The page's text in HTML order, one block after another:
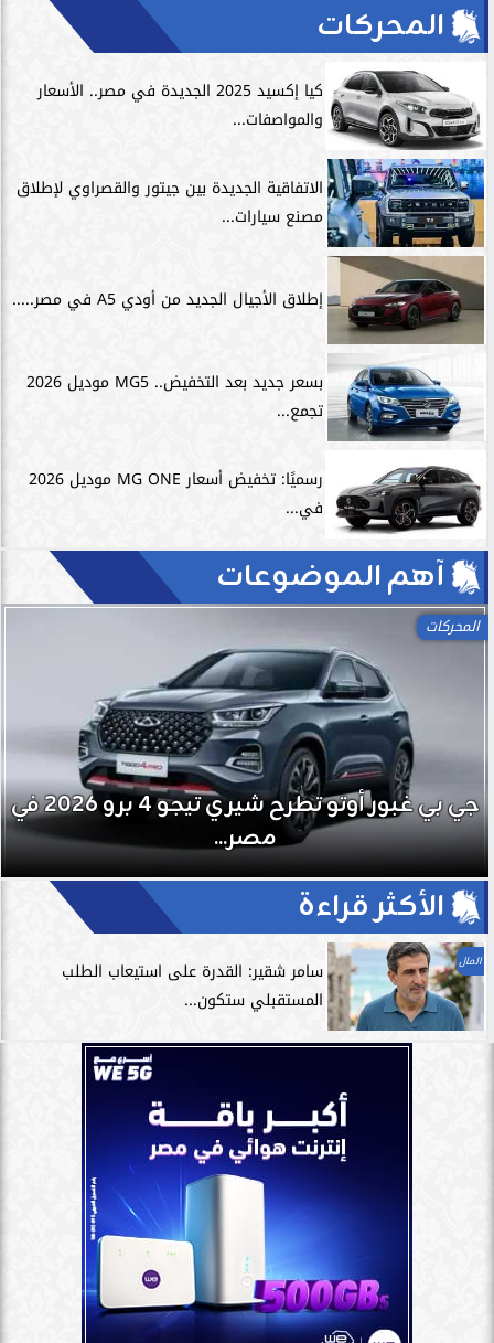
المحركات
كيا إكسيد 2025 الجديدة في مصر.. الأسعار
والمواصفات...
الاتفاقية الجديدة بين جيتور والقصراوي لإطلاق
مصنع سيارات...
إطلاق الأجيال الجديد من أودي A5 في مصر.....
بسعر جديد بعد التخفيض.. MG5 موديل 2026
تجمع...
رسميًا: تخفيض أسعار MG ONE موديل 2026
في...
آهم الموضوعات
اللياقة
تمارين الاسترخاء.. السر الخفي لتعزيز الأداء
الرياضي وتسريع التعافي
الأكثر قراءة
المال
سامر شقير: القدرة على استيعاب الطلب
المستقبلي ستكون...